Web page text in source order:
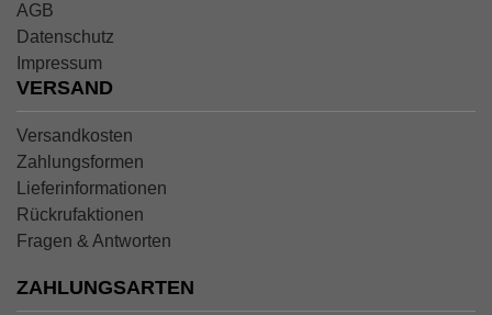
AGB
Datenschutz
Impressum
VERSAND
Versandkosten
Zahlungsformen
Lieferinformationen
Rückrufaktionen
Fragen & Antworten
ZAHLUNGSARTEN